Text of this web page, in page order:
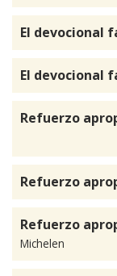
El devocional
El devocional
Refuerzo
Refuerzo
Refuerzo
Michelen